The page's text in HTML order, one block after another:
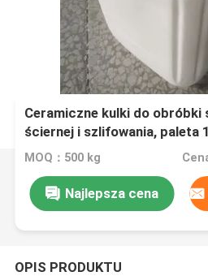
Ceramiczne kulki do obróbki
ściernej i szlifowania, paleta
25 kg w bębnie, 70-125 µm
MOQ：500 kg
Najlepsza cena
OPIS PRODUKTU